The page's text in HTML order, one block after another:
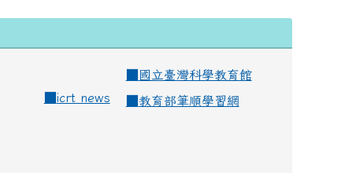
國立臺灣科學教育館
icrt news
教育部筆順學習網